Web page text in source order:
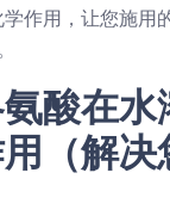
作用，让您施用
酸在水
（解